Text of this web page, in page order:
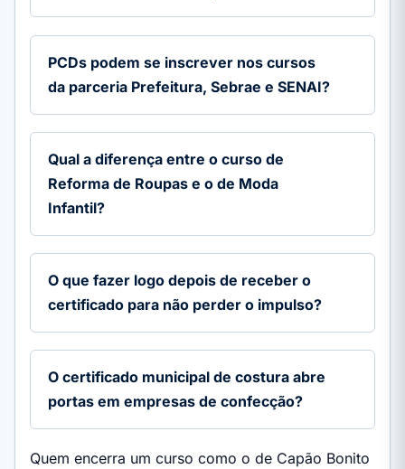
PCDs podem se inscrever nos cursos
da parceria Prefeitura, Sebrae e SENAI?
Qual a diferença entre o curso de
Reforma de Roupas e o de Moda
Infantil?
O que fazer logo depois de receber o
certificado para não perder o impulso?
O certificado municipal de costura abre
portas em empresas de confecção?
Quem encerra um curso como o de Capão Bonito